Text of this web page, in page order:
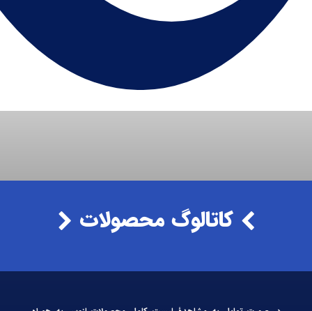
کاتالوگ محصولات